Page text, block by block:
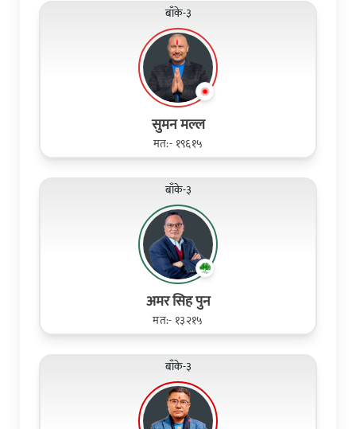
बाँके-३
सुमन मल्ल
मत:- १९६१५
बाँके-३
अमर सिह पुन
मत:- १३२१५
बाँके-३